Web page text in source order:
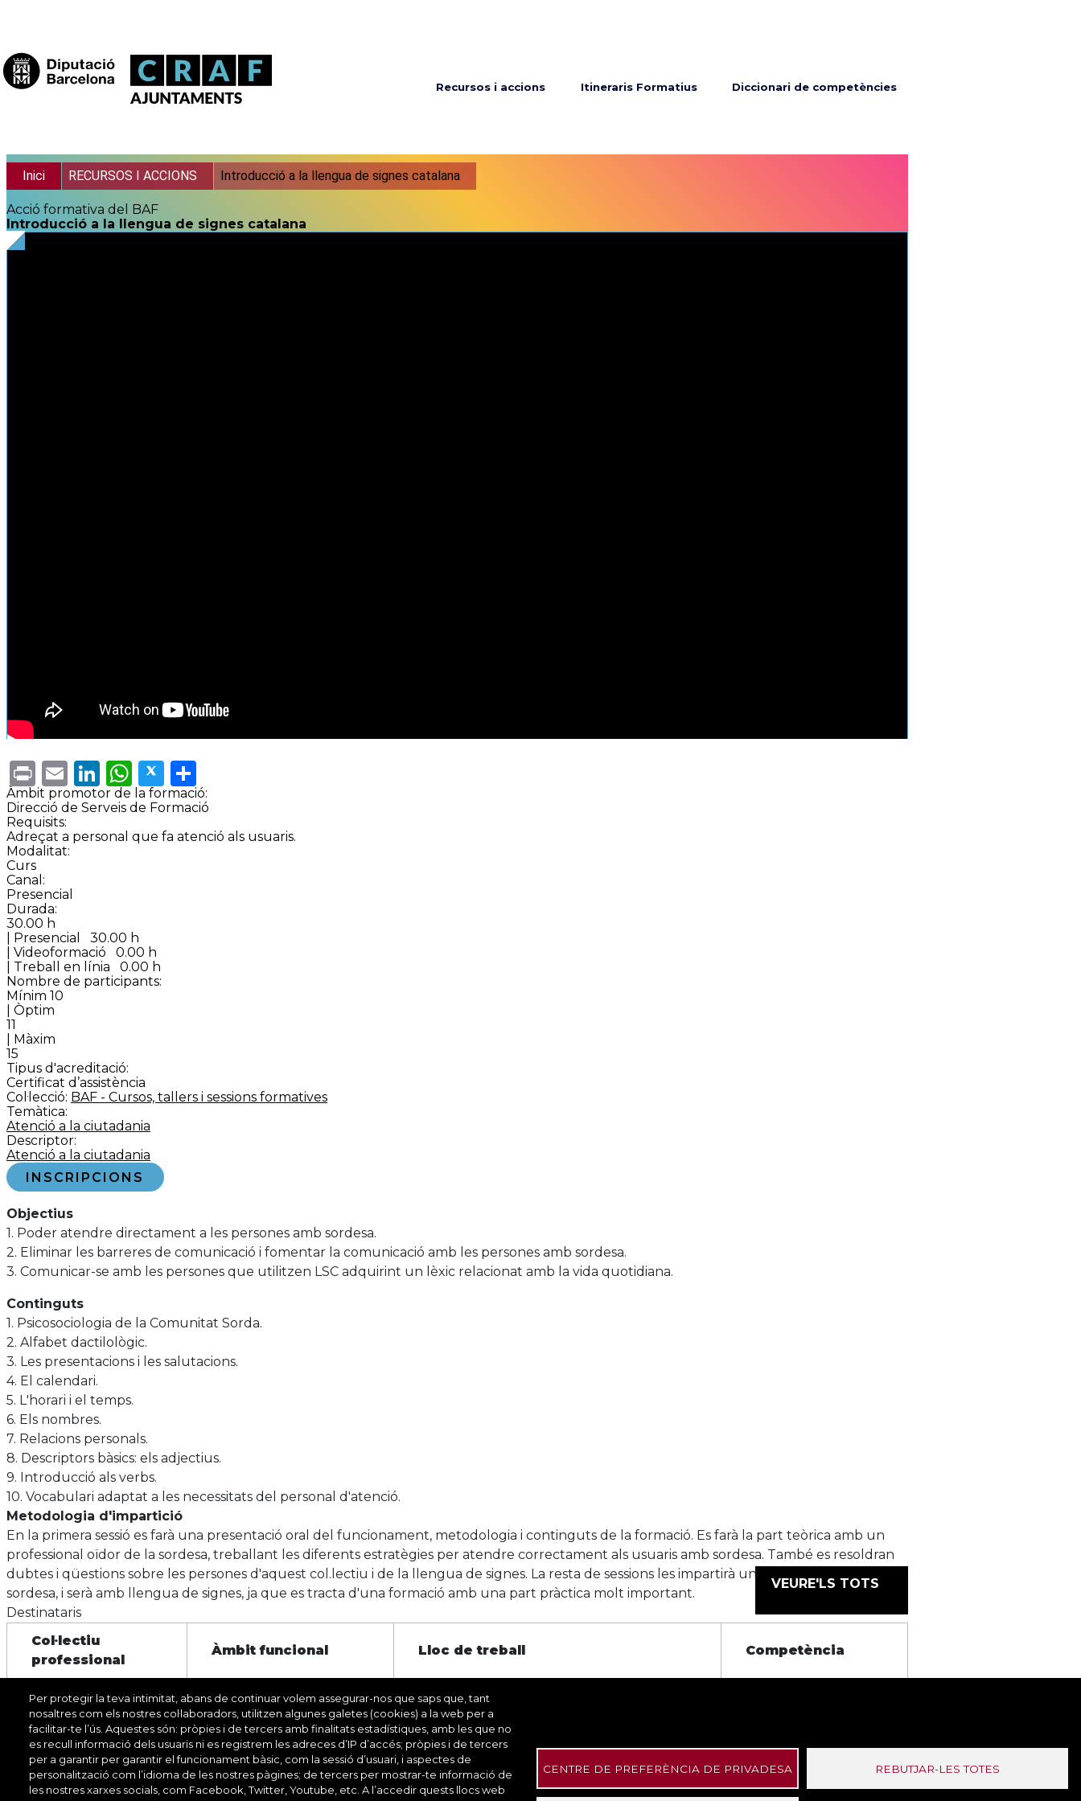
Vés al contingut
Recursos i accions Itineraris Formatius Diccionari de competències
Fil d'ariadna
Inici RECURSOS I ACCIONS Introducció a la llengua de signes catalana
Acció formativa del BAF
Introducció a la llengua de signes catalana
PrintEmailLinkedIn
WhatsApp
Twitter
Àmbit promotor de la formació:
Direcció de Serveis de Formació
Requisits:
Adreçat a personal que fa atenció als usuaris.
Modalitat:
Curs
Canal:
Presencial
Durada:
30.00 h
| Presencial
30.00 h
| Videoformació
0.00 h
| Treball en línia
0.00 h
Nombre de participants:
Mínim 10
| Òptim
11
| Màxim
15
Tipus d'acreditació:
Certificat d’assistència
Col·lecció: BAF - Cursos, tallers i sessions formatives
Temàtica:
Atenció a la ciutadania
Descriptor:
Atenció a la ciutadania
INSCRIPCIONS
Objectius
1. Poder atendre directament a les persones amb sordesa.
2. Eliminar les barreres de comunicació i fomentar la comunicació amb les persones amb sordesa.
3. Comunicar-se amb les persones que utilitzen LSC adquirint un lèxic relacionat amb la vida quotidiana.
Continguts
1. Psicosociologia de la Comunitat Sorda.
2. Alfabet dactilològic.
3. Les presentacions i les salutacions.
4. El calendari.
5. L'horari i el temps.
6. Els nombres.
7. Relacions personals.
8. Descriptors bàsics: els adjectius.
9. Introducció als verbs.
10. Vocabulari adaptat a les necessitats del personal d'atenció.
Metodologia d'impartició
En la primera sessió es farà una presentació oral del funcionament, metodologia i continguts de la formació. Es farà la part teòrica amb un
professional oïdor de la sordesa, treballant les diferents estratègies per atendre correctament als usuaris amb sordesa. També es resoldran
dubtes i qüestions sobre les persones d'aquest col.lectiu i de la llengua de signes. La resta de sessions les impartirà un docent amb o sense
sordesa, i serà amb llengua de signes, ja que es tracta d'una formació amb una part pràctica molt important.
Destinataris
VEURE'LS TOTS
Col·lectiu
professional
Àmbit funcional Lloc de treball Competència
Oficis
Serveis d'acció
ciutadana
Oficial instal·lacions esportives
Oficis
Serveis d'acció
ciutadana
Personal sala
Orientació de servei a
la ciutadania
Per protegir la teva intimitat, abans de continuar volem assegurar-nos que saps que, tant
nosaltres com els nostres col·laboradors, utilitzen algunes galetes (cookies) a la web per a
facilitar-te l’ús. Aquestes són: pròpies i de tercers amb finalitats estadístiques, amb les que no
es recull informació dels usuaris ni es registrem les adreces d’IP d’accés; pròpies i de tercers
per a garantir per garantir el funcionament bàsic, com la sessió d’usuari, i aspectes de
personalització com l’idioma de les nostres pàgines; de tercers per mostrar-te informació de
les nostres xarxes socials, com Facebook, Twitter, Youtube, etc. A l’accedir quests llocs web
CENTRE DE PREFERÈNCIA DE PRIVADESA REBUTJAR-LES TOTES